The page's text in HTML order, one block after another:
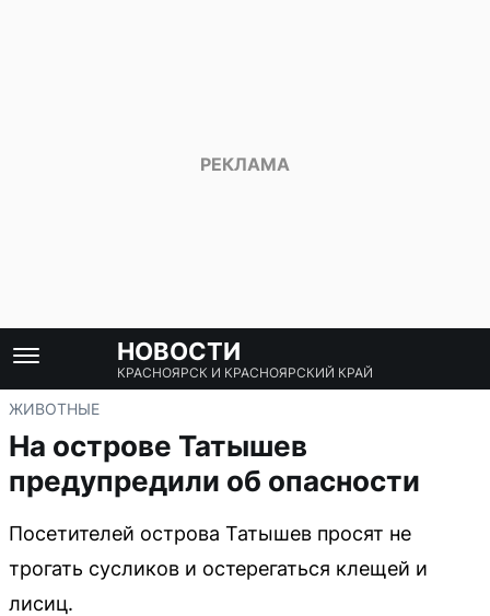
НОВОСТИ
КРАСНОЯРСК И КРАСНОЯРСКИЙ КРАЙ
ЖИВОТНЫЕ
На острове Татышев
предупредили об опасности
Посетителей острова Татышев просят не
трогать сусликов и остерегаться клещей и
лисиц.